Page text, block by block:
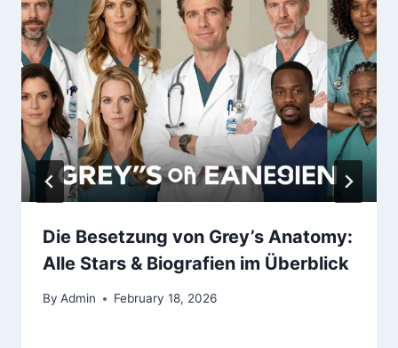
Die Besetzung von Grey’s Anatomy:
Alle Stars & Biografien im Überblick
By Admin February 18, 2026